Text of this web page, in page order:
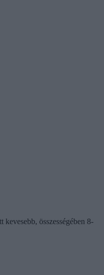
összességében 8-